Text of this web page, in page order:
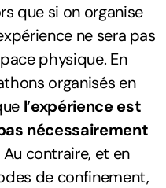
que si on organise
ne sera pas
physique. En
organisés en
l’expérience est
nécessairement
Au contraire, et en
de confinement,